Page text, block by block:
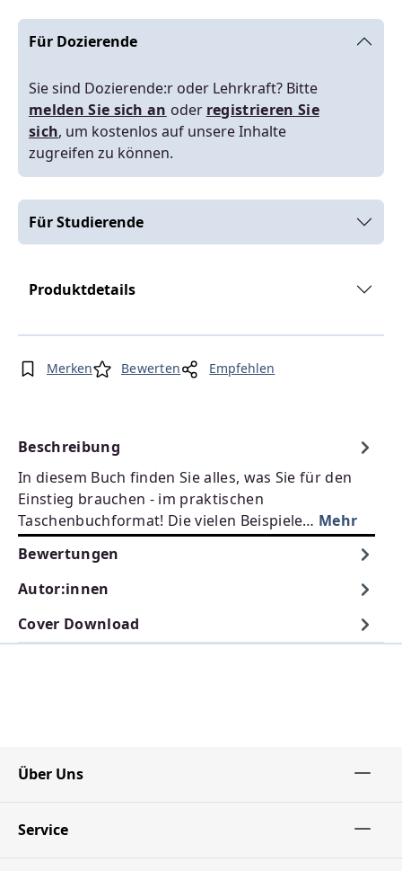
Für Dozierende
Sie sind Dozierende:r oder Lehrkraft? Bitte
melden Sie sich an oder registrieren Sie
sich, um kostenlos auf unsere Inhalte
zugreifen zu können.
Für Studierende
Produktdetails
Merken Bewerten Empfehlen
Beschreibung
In diesem Buch finden Sie alles, was Sie für den
Einstieg brauchen - im praktischen
Taschenbuchformat! Die vielen Beispiele… Mehr
Bewertungen
Autor:innen
Cover Download
Über Uns
Service